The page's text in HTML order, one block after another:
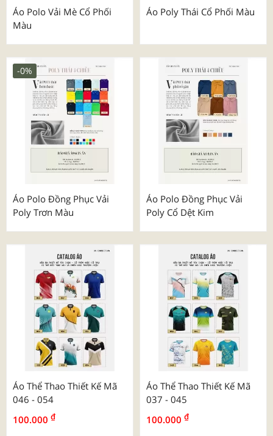
Áo Polo Vải Mè Cổ Phối
Màu
Áo Poly Thái Cổ Phối Màu
Áo Polo Đồng Phục Vải
Poly Trơn Màu
-0%
Áo Polo Đồng Phục Vải
Poly Cổ Dệt Kim
Áo Thể Thao Thiết Kế Mã
046 - 054
100.000 ₫
Áo Thể Thao Thiết Kế Mã
037 - 045
100.000 ₫